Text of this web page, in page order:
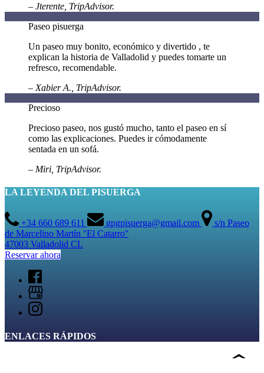
– Jterente, TripAdvisor.
Paseo pisuerga
Un paseo muy bonito, económico y divertido , te
explican la historia de Valladolid y puedes tomarte un
refresco, recomendable.
– Xabier A., TripAdvisor.
Precioso
Precioso paseo, nos gustó mucho, tanto el paseo en sí
como las explicaciones. Puedes ir cómodamente
sentada en un sofá.
– Miri, TripAdvisor.
LA LEYENDA DEL PISUERGA
+34 660 689 611 gpgpisuerga@gmail.com
s/n Paseo
de Marcelino Martín ''El Catarro''
47003 Valladolid CL
Reservar ahora
ENLACES RÁPIDOS